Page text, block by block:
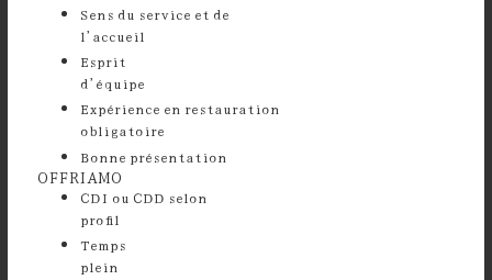
Sens du service et de
Esprit
Expérience en restauration
⁠Bonne présentation
OFFRIAMO
CDI ou CDD selon
profil
Temps